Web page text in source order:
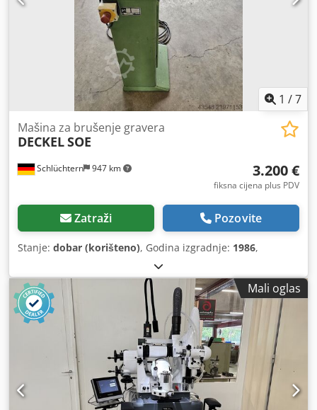
1 /7
Schlüchtern 947 km
Mašina za brušenje gravera
DECKELSOE
3.200 €
fiksna cijena plus PDV
Zatraži Pozovite
Stanje: dobar (korišteno), Godina izgradnje: 1986,
Mali oglas